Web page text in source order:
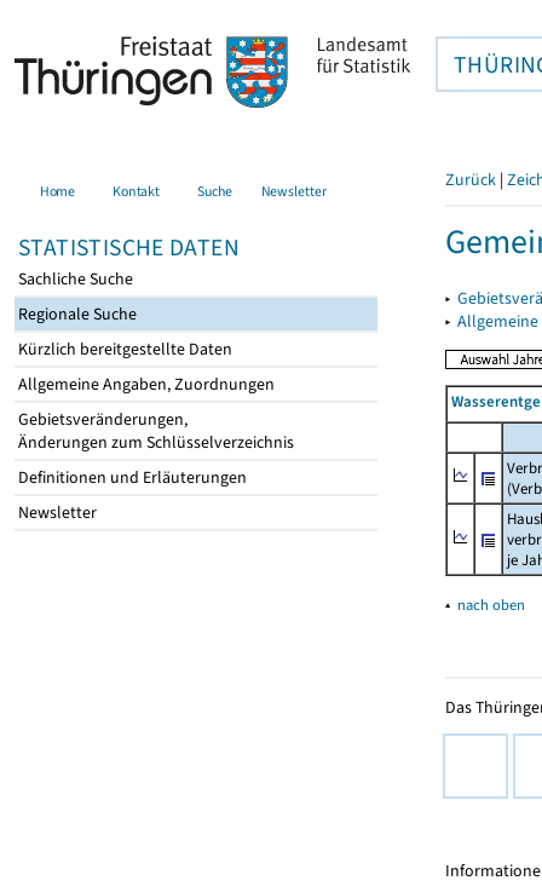
Home Kontakt Suche Newsletter
STATISTISCHE DATEN
Sachliche Suche
Regionale Suche
Kürzlich bereitgestellte Daten
Allgemeine Angaben, Zuordnungen
Gebietsveränderungen,
Änderungen zum Schlüsselverzeichnis
Definitionen und Erläuterungen
Newsletter
Zurück |
▸
▸
je
▴ nach oben
Das